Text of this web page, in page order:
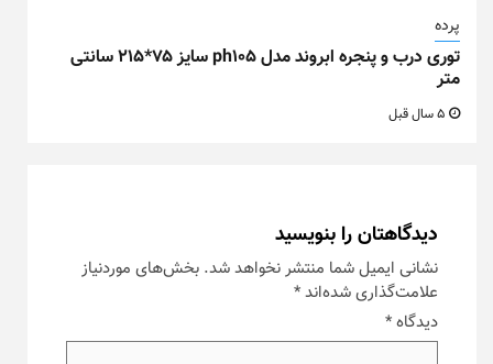
پرده
توری درب و پنجره ابروند مدل ph105 سایز ۷۵*۲۱۵ سانتی
متر
دیدگاهتان را بنویسید
نشانی ایمیل شما منتشر نخواهد شد. بخش‌های موردنیاز
علامت‌گذاری شده‌اند*
دیدگاه*